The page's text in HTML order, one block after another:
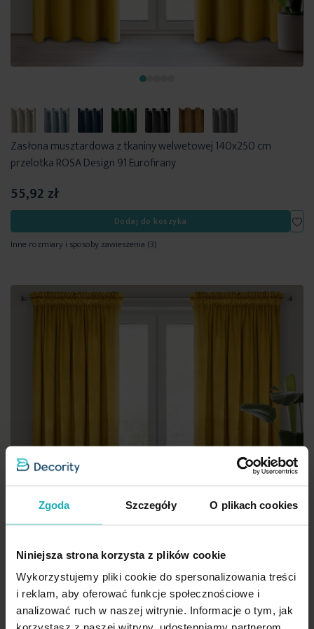
Zgoda Szczegóły O plikach cookies
Niniejsza strona korzysta z plików cookie
Wykorzystujemy pliki cookie do spersonalizowania treści
i reklam, aby oferować funkcje społecznościowe i
analizować ruch w naszej witrynie. Informacje o tym, jak
Zasłona musztardowa z tkaniny welwetowej 140x250 cm
przelotka ROSA Design 91 Eurofirany
55,92 zł
Dodaj do koszyka
Inne rozmiary i sposoby zawieszenia (3)